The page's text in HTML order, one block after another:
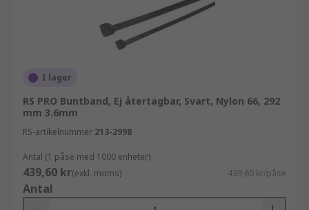
I lager
RS PRO Buntband, Ej återtagbar, Svart, Nylon 66, 292
mm 3.6mm
RS-artikelnummer 213-2998
Antal (1 påse med 1000 enheter)
439,60 kr(exkl. moms) 439,60 kr/påse
Antal